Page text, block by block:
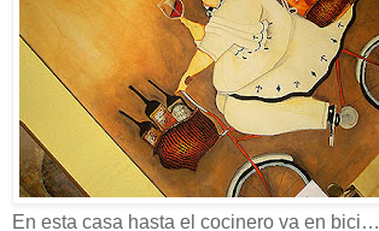
En esta casa hasta el cocinero va en bici…